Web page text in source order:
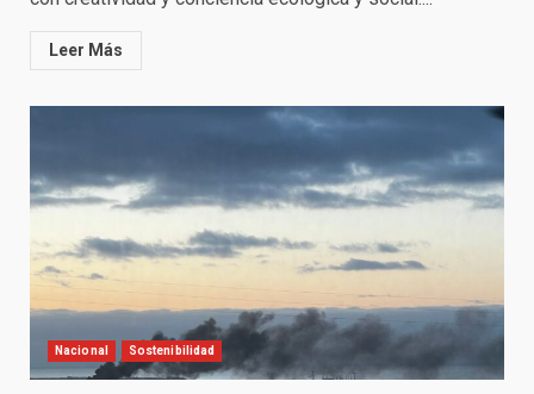
Leer Más
Nacional Sostenibilidad